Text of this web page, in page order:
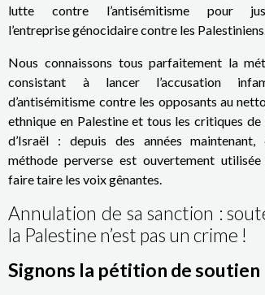
lutte contre l’antisémitisme pour
l’entreprise génocidaire contre les
Nous connaissons tous parfaitement la
consistant à lancer l’accusation
d’antisémitisme contre les opposants au
ethnique en Palestine et tous les critiques de
d’Israël : depuis des années maintenant,
méthode perverse est ouvertement
faire taire les voix gênantes.
Annulation de sa sanction :
la Palestine n’est pas un crime !
Signons la pétition de soutien